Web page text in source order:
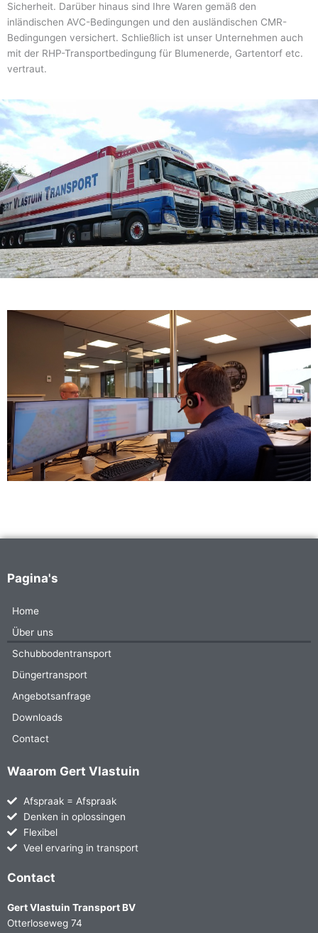
Sicherheit. Darüber hinaus sind Ihre Waren gemäß den
inländischen AVC-Bedingungen und den ausländischen CMR-
Bedingungen versichert. Schließlich ist unser Unternehmen auch
mit der RHP-Transportbedingung für Blumenerde, Gartentorf etc.
vertraut.
Pagina's
Home
Über uns
Schubbodentransport
Düngertransport
Angebotsanfrage
Downloads
Contact
Waarom Gert Vlastuin
Afspraak = Afspraak
Denken in oplossingen
Flexibel
Veel ervaring in transport
Contact
Gert Vlastuin Transport BV
Otterloseweg 74